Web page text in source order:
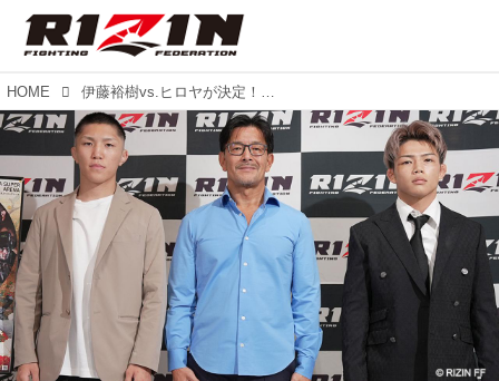
HOME 伊藤裕樹vs.ヒロヤが決定！のむシリカ presents 超RIZIN.2 powered by U-NEXT 追加対戦カード発表記者会見